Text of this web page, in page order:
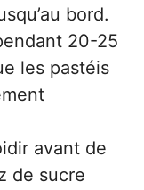
bord.
20-25
les pastéis
avant de
de sucre